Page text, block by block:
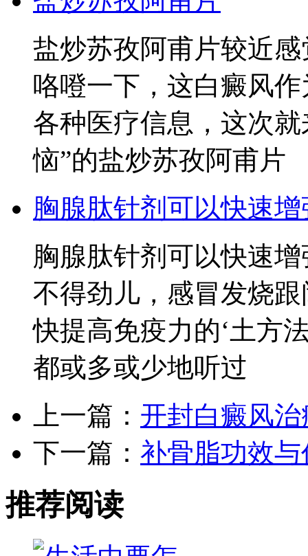
盐炒苏孜阿甫片较近
咯噔一下，这白癜风
各种医疗信息，这次
恼”的盐炒苏孜阿甫片
胸腺肽针剂可以快速
胸腺肽针剂可以快速
不得劲儿，感冒发烧
快提高免疫力的‘土方
都或多或少地听过
上一篇： 开封白癜风
下一篇： 补骨脂功效
推荐阅读